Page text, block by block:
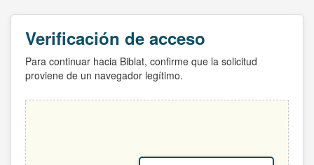
Verificación de acceso
Para continuar hacia Biblat, confirme que la solicitud
proviene de un navegador legítimo.